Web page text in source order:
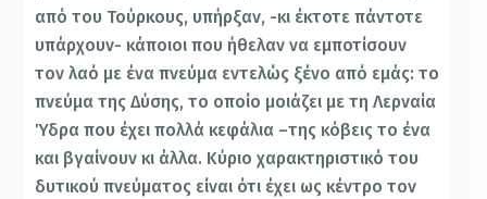
από του Τούρκους, υπήρξαν, -κι έκτοτε πάντοτε
υπάρχουν- κάποιοι που ήθελαν να εμποτίσουν
τον λαό με ένα πνεύμα εντελώς ξένο από εμάς: το
πνεύμα της Δύσης, το οποίο μοιάζει με τη Λερναία
Ύδρα που έχει πολλά κεφάλια –της κόβεις το ένα
και βγαίνουν κι άλλα. Κύριο χαρακτηριστικό του
δυτικού πνεύματος είναι ότι έχει ως κέντρο τον